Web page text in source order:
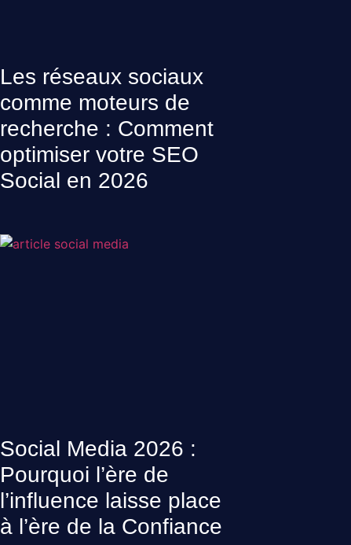
Les réseaux sociaux
comme moteurs de
recherche : Comment
optimiser votre SEO
Social en 2026
Social Media 2026 :
Pourquoi l’ère de
l’influence laisse place
à l’ère de la Confiance